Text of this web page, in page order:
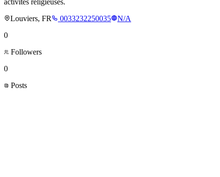
Louviers, FR
0033232250035
N/A
0
Followers
0
Posts